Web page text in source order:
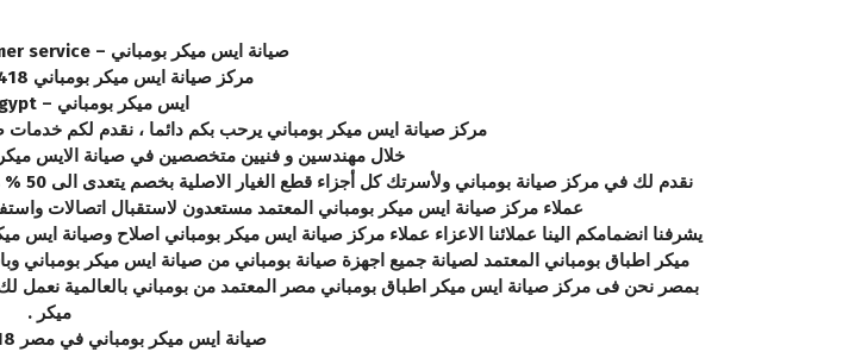
صيانة ايس ميكر بومباني – bompani egypt customer service
مركز صيانة ايس ميكر بومباني 19418 – 01000630526
ايس ميكر بومباني – bompani egypt
مركز صيانة ايس ميكر بومباني يرحب بكم دائما ، نقدم لكم
خلال مهندسين و فنيين متخصصين في صيانة الايس ميكر
عملاء مركز صيانة ايس ميكر بومباني المعتمد مستعدون لاستقبال اتصالات
يشرفنا انضمامكم الينا عملائنا الاعزاء عملاء مركز صيانة ايس ميكر بومباني اصلاح وصيانة
بمصر نحن فى مركز صيانة ايس ميكر اطباق بومباني مصر المعتمد من بومباني بالعالمية
ميكر .
صيانة ايس ميكر بومباني في مصر 19418 – 01000630526